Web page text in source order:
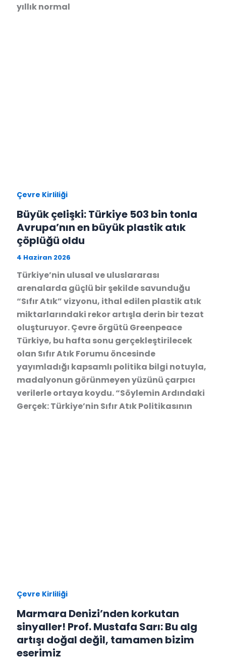
yıllık normal
Çevre Kirliliği
Büyük çelişki: Türkiye 503 bin tonla
Avrupa’nın en büyük plastik atık
çöplüğü oldu
4 Haziran 2026
Türkiye’nin ulusal ve uluslararası
arenalarda güçlü bir şekilde savunduğu
“Sıfır Atık” vizyonu, ithal edilen plastik atık
miktarlarındaki rekor artışla derin bir tezat
oluşturuyor. Çevre örgütü Greenpeace
Türkiye, bu hafta sonu gerçekleştirilecek
olan Sıfır Atık Forumu öncesinde
yayımladığı kapsamlı politika bilgi notuyla,
madalyonun görünmeyen yüzünü çarpıcı
verilerle ortaya koydu. “Söylemin Ardındaki
Gerçek: Türkiye’nin Sıfır Atık Politikasının
Çevre Kirliliği
Marmara Denizi’nden korkutan
sinyaller! Prof. Mustafa Sarı: Bu alg
artışı doğal değil, tamamen bizim
eserimiz